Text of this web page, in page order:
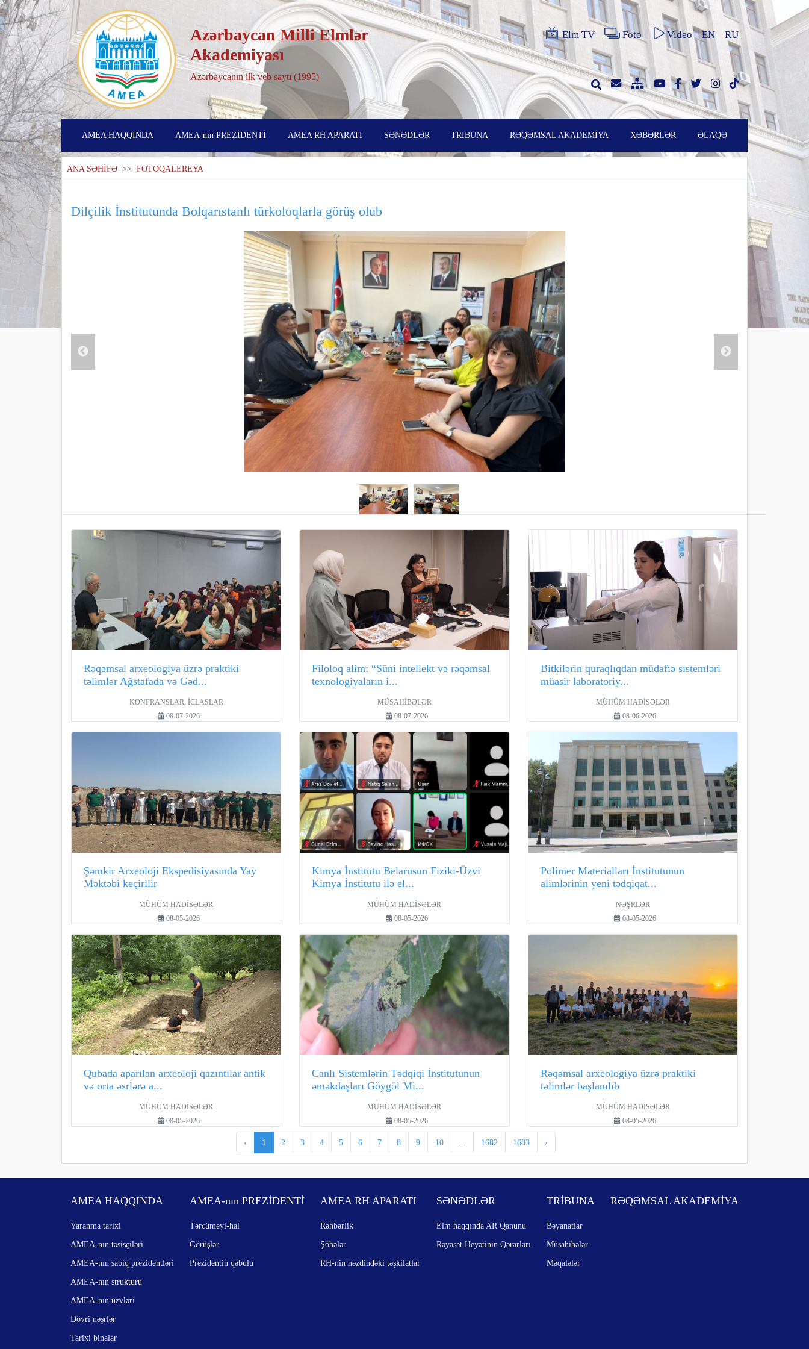
Azərbaycan Milli Elmlər
Akademiyası
Azərbaycanın ilk veb saytı (1995)
Elm TV Foto Video EN RU
AMEA HAQQINDA AMEA-nın PREZİDENTİ AMEA RH APARATI SƏNƏDLƏR TRİBUNA RƏQƏMSAL AKADEMİYA XƏBƏRLƏR ƏLAQƏ
ANA SƏHİFƏ >> FOTOQALEREYA
Dilçilik İnstitutunda Bolqarıstanlı türkoloqlarla görüş olub
Rəqəmsal arxeologiya üzrə praktiki
təlimlər Ağstafada və Gəd...
KONFRANSLAR, İCLASLAR
08-07-2026
Filoloq alim: “Süni intellekt və rəqəmsal
texnologiyaların i...
MÜSAHİBƏLƏR
08-07-2026
Bitkilərin quraqlıqdan müdafiə sistemləri
müasir laboratoriy...
MÜHÜM HADİSƏLƏR
08-06-2026
Şəmkir Arxeoloji Ekspedisiyasında Yay
Məktəbi keçirilir
MÜHÜM HADİSƏLƏR
08-05-2026
Kimya İnstitutu Belarusun Fiziki-Üzvi
Kimya İnstitutu ilə el...
MÜHÜM HADİSƏLƏR
08-05-2026
Polimer Materialları İnstitutunun
alimlərinin yeni tədqiqat...
NƏŞRLƏR
08-05-2026
Qubada aparılan arxeoloji qazıntılar antik
və orta əsrlərə a...
MÜHÜM HADİSƏLƏR
08-05-2026
Canlı Sistemlərin Tədqiqi İnstitutunun
əməkdaşları Göygöl Mi...
MÜHÜM HADİSƏLƏR
08-05-2026
Rəqəmsal arxeologiya üzrə praktiki
təlimlər başlanılıb
MÜHÜM HADİSƏLƏR
08-05-2026
‹ 1 2 3 4 5 6 7 8 9 10 1682 1683 ›
AMEA HAQQINDA
Yaranma tarixi
AMEA-nın təsisçiləri
AMEA-nın sabiq prezidentləri
AMEA-nın strukturu
AMEA-nın üzvləri
Dövri nəşrlər
Tarixi binalar
AMEA-nın PREZİDENTİ
Tərcümeyi-hal
Görüşlər
Prezidentin qəbulu
AMEA RH APARATI
Rəhbərlik
Şöbələr
RH-nin nəzdindəki təşkilatlar
SƏNƏDLƏR
Elm haqqında AR Qanunu
Rəyasət Heyətinin Qərarları
TRİBUNA
Bəyanatlar
Müsahibələr
Məqalələr
RƏQƏMSAL AKADEMİYA